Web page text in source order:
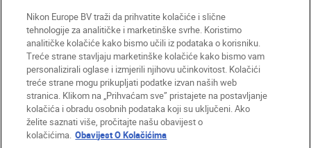
HR Nikon Sites
Obratite nam se
Obavijest o zaštiti privatnosti
Uvjeti upotrebe
Obavijest o kolačićima
Postavke kolačića
© 2026 Nikon
Nikon Europe BV traži da prihvatite kolačiće i slične
tehnologije za analitičke i marketinške svrhe. Koristimo
analitičke kolačiće kako bismo učili iz podataka o korisniku.
Treće strane stavljaju marketinške kolačiće kako bismo vam
personalizirali oglase i izmjerili njihovu učinkovitost. Kolačići
treće strane mogu prikupljati podatke izvan naših web
stranica. Klikom na „Prihvaćam sve” pristajete na postavljanje
kolačića i obradu osobnih podataka koji su uključeni. Ako
želite saznati više, pročitajte našu obavijest o
kolačićima. Obavijest O Kolačićima